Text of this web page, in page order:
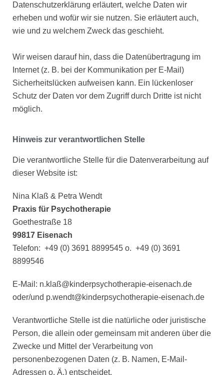
Datenschutzerklärung erläutert, welche Daten wir
erheben und wofür wir sie nutzen. Sie erläutert auch,
wie und zu welchem Zweck das geschieht.
Wir weisen darauf hin, dass die Datenübertragung im
Internet (z. B. bei der Kommunikation per E-Mail)
Sicherheitslücken aufweisen kann. Ein lückenloser
Schutz der Daten vor dem Zugriff durch Dritte ist nicht
möglich.
Hinweis zur verantwortlichen Stelle
Die verantwortliche Stelle für die Datenverarbeitung auf
dieser Website ist:
Nina Klaß & Petra Wendt
Praxis für Psychotherapie
Goethestraße 18
99817 Eisenach
Telefon: +49 (0) 3691 8899545 o. +49 (0) 3691
8899546
E-Mail: n.klaß@kinderpsychotherapie-eisenach.de
oder/und p.wendt@kinderpsychotherapie-eisenach.de
Verantwortliche Stelle ist die natürliche oder juristische
Person, die allein oder gemeinsam mit anderen über die
Zwecke und Mittel der Verarbeitung von
personenbezogenen Daten (z. B. Namen, E-Mail-
Adressen o. Ä.) entscheidet.